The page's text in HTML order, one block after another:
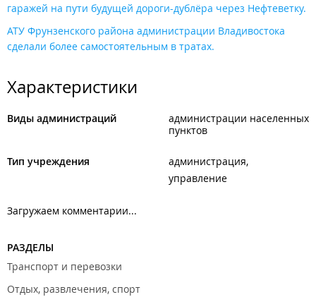
гаражей на пути будущей дороги-дублёра через Нефтеветку​.
АТУ Фрунзенского района администрации Владивостока
сделали более самостоятельным в тратах.
Характеристики
Виды администраций
администрации населенных
пунктов
Тип учреждения
администрация
управление
Загружаем комментарии...
РАЗДЕЛЫ
Транспорт и перевозки
Отдых, развлечения, спорт